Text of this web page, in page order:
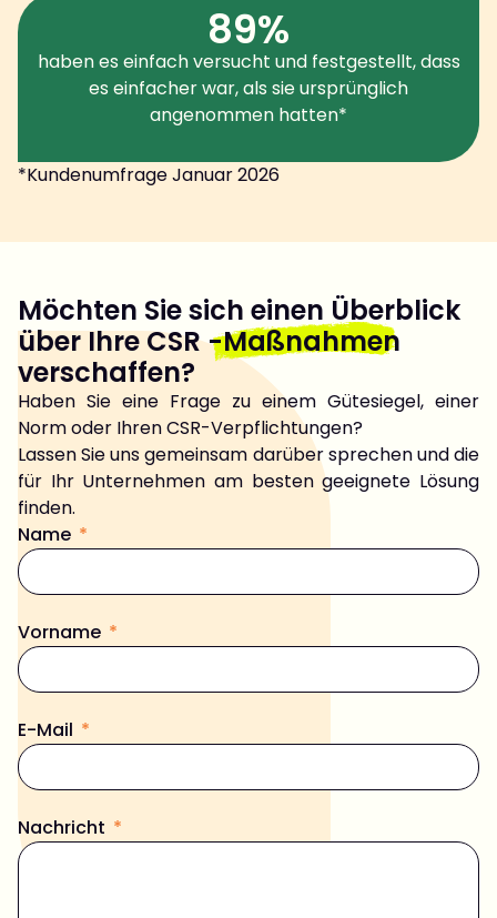
89%
haben es einfach versucht und festgestellt, dass
es einfacher war, als sie ursprünglich
angenommen hatten*
*Kundenumfrage Januar 2026
Möchten Sie sich einen Überblick
über Ihre CSR-Maßnahmen
verschaffen?
Haben Sie eine Frage zu einem Gütesiegel, einer
Norm oder Ihren CSR-Verpflichtungen?
Lassen Sie uns gemeinsam darüber sprechen und die
für Ihr Unternehmen am besten geeignete Lösung
finden.
Name
Vorname
E-Mail
Nachricht